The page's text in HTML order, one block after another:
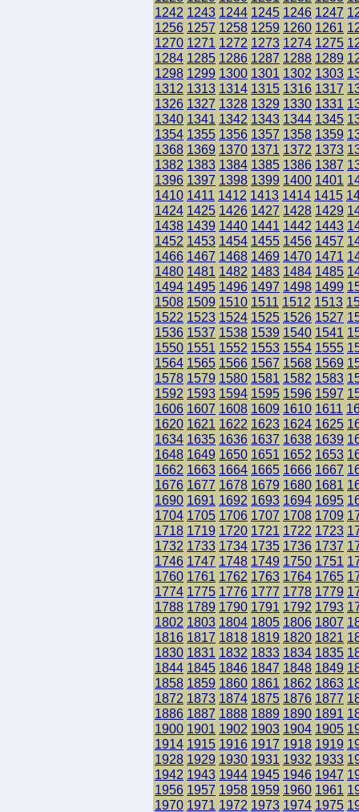
1242 1243 1244 1245 1246 1247
1256 1257 1258 1259 1260 1261
1270 1271 1272 1273 1274 1275
1284 1285 1286 1287 1288 1289
1298 1299 1300 1301 1302 1303
1312 1313 1314 1315 1316 1317
1326 1327 1328 1329 1330 1331
1340 1341 1342 1343 1344 1345
1354 1355 1356 1357 1358 1359
1368 1369 1370 1371 1372 1373
1382 1383 1384 1385 1386 1387
1396 1397 1398 1399 1400 1401
1410 1411 1412 1413 1414 1415
1424 1425 1426 1427 1428 1429
1438 1439 1440 1441 1442 1443
1452 1453 1454 1455 1456 1457
1466 1467 1468 1469 1470 1471
1480 1481 1482 1483 1484 1485
1494 1495 1496 1497 1498 1499
1508 1509 1510 1511 1512 1513
1522 1523 1524 1525 1526 1527
1536 1537 1538 1539 1540 1541
1550 1551 1552 1553 1554 1555
1564 1565 1566 1567 1568 1569
1578 1579 1580 1581 1582 1583
1592 1593 1594 1595 1596 1597
1606 1607 1608 1609 1610 1611
1620 1621 1622 1623 1624 1625
1634 1635 1636 1637 1638 1639
1648 1649 1650 1651 1652 1653
1662 1663 1664 1665 1666 1667
1676 1677 1678 1679 1680 1681
1690 1691 1692 1693 1694 1695
1704 1705 1706 1707 1708 1709
1718 1719 1720 1721 1722 1723
1732 1733 1734 1735 1736 1737
1746 1747 1748 1749 1750 1751
1760 1761 1762 1763 1764 1765
1774 1775 1776 1777 1778 1779
1788 1789 1790 1791 1792 1793
1802 1803 1804 1805 1806 1807
1816 1817 1818 1819 1820 1821
1830 1831 1832 1833 1834 1835
1844 1845 1846 1847 1848 1849
1858 1859 1860 1861 1862 1863
1872 1873 1874 1875 1876 1877
1886 1887 1888 1889 1890 1891
1900 1901 1902 1903 1904 1905
1914 1915 1916 1917 1918 1919
1928 1929 1930 1931 1932 1933
1942 1943 1944 1945 1946 1947
1956 1957 1958 1959 1960 1961
1970 1971 1972 1973 1974 1975